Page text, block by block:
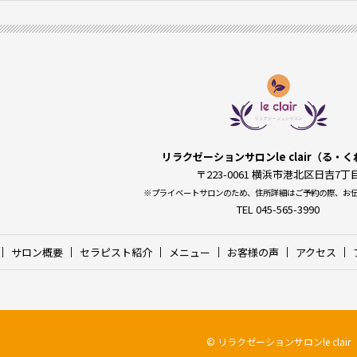
リラクゼーションサロンle clair（る・く
〒223-0061 横浜市港北区日吉7丁
※プライベートサロンのため、住所詳細はご予約の際、お
TEL 045-565-3990
サロン概要 セラピスト紹介 メニュー お客様の声 アクセス
© リラクゼーションサロンle clair